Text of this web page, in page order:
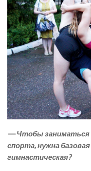
— Чтобы заниматься
спорта, нужна
гимнастическая?